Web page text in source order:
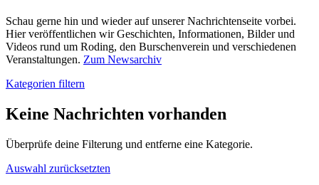
Schau gerne hin und wieder auf unserer Nachrichtenseite vorbei.
Hier veröffentlichen wir Geschichten, Informationen, Bilder und
Videos rund um Roding, den Burschenverein und verschiedenen
Veranstaltungen. Zum Newsarchiv
Kategorien filtern
Keine Nachrichten vorhanden
Überprüfe deine Filterung und entferne eine Kategorie.
Auswahl zurücksetzten